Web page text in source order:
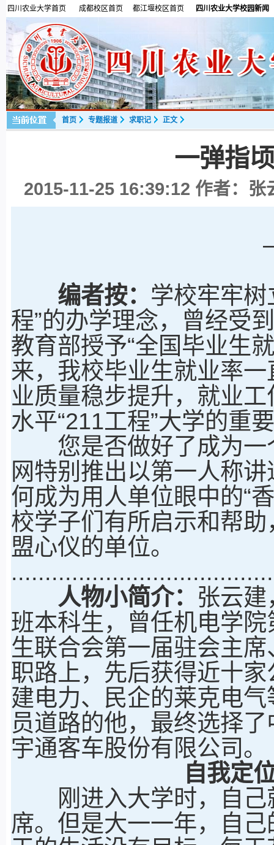
四川农业大学首页 成都校区首页 都江堰校区首页 四川农业大学校园新闻
首页 专题报道 求职记 正文
一弹指
2015-11-25 16:39:12 作者：张
编者按： 学校牢牢树
程”的办学理念，曾经受
教育部授予“全国毕业生
来，我校毕业生就业率
业质量稳步提升，就业
水平“211工程”大学的重
您是否做好了成为一
网特别推出以第一人称
何成为用人单位眼中的“
校学子们有所启示和帮
盟心仪的单位。
人物小简介： 张云
班本科生，曾任机电学
生联合会第一届驻会主
职路上，先后获得近十
建电力、民企的莱克电
员道路的他，最终选择
宇通客车股份有限公司。
自我定
刚进入大学时，自己
席。但是大一一年，自